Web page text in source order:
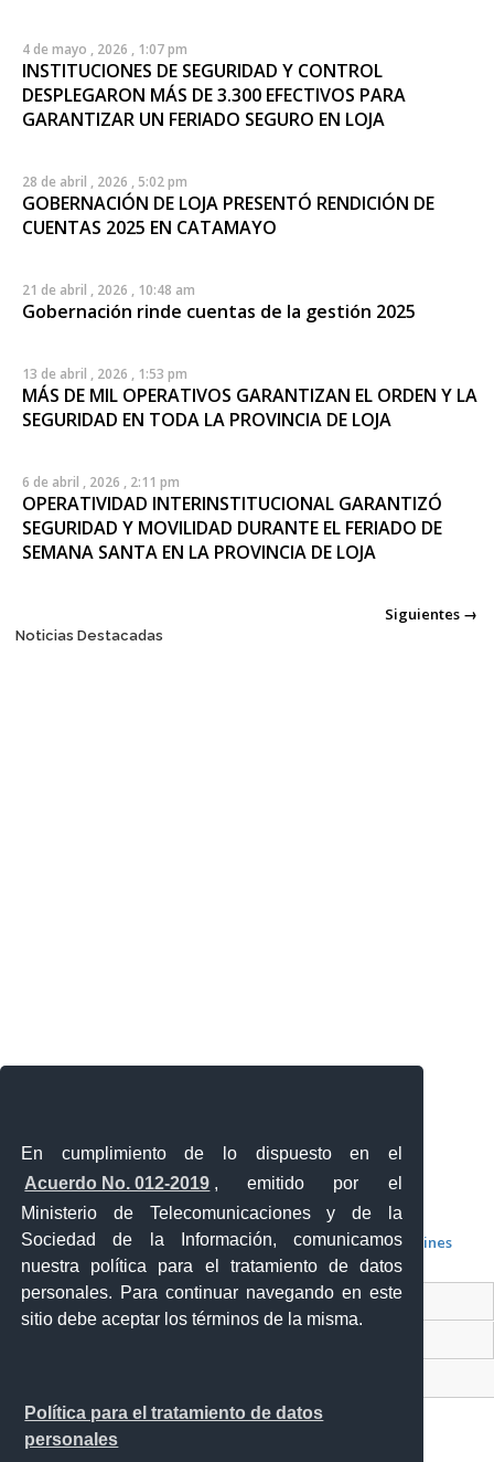
En cumplimiento de lo dispuesto en el
Acuerdo No. 012-2019 , emitido por el
Ministerio de Telecomunicaciones y de la
Sociedad de la Información, comunicamos
nuestra política para el tratamiento de datos
personales. Para continuar navegando en este
sitio debe aceptar los términos de la misma.
Política para el tratamiento de datos
personales
4 de mayo , 2026 , 1:07 pm
INSTITUCIONES DE SEGURIDAD Y CONTROL
DESPLEGARON MÁS DE 3.300 EFECTIVOS PARA
GARANTIZAR UN FERIADO SEGURO EN LOJA
28 de abril , 2026 , 5:02 pm
GOBERNACIÓN DE LOJA PRESENTÓ RENDICIÓN DE
CUENTAS 2025 EN CATAMAYO
21 de abril , 2026 , 10:48 am
Gobernación rinde cuentas de la gestión 2025
13 de abril , 2026 , 1:53 pm
MÁS DE MIL OPERATIVOS GARANTIZAN EL ORDEN Y LA
SEGURIDAD EN TODA LA PROVINCIA DE LOJA
6 de abril , 2026 , 2:11 pm
OPERATIVIDAD INTERINSTITUCIONAL GARANTIZÓ
SEGURIDAD Y MOVILIDAD DURANTE EL FERIADO DE
SEMANA SANTA EN LA PROVINCIA DE LOJA
Posts
Siguientes →
Noticias Destacadas
Boletines
Contacto Ciudadano Digital